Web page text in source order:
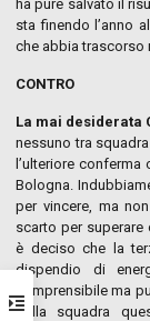
ha pure salvato il
sta finendo l’anno
che abbia trascorso
CONTRO
La mai desiderata
nessuno tra
l’ulteriore conferma
Bologna.
per vincere, ma
scarto per superare
è deciso che la
dispendio di
comprensibile ma
dalla squadra